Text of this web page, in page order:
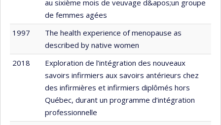
au sixième mois de veuvage d&apos;un groupe
de femmes agées
1997
The health experience of menopause as
described by native women
2018
Exploration de l’intégration des nouveaux
savoirs infirmiers aux savoirs antérieurs chez
des infirmières et infirmiers diplômés hors
Québec, durant un programme d’intégration
professionnelle